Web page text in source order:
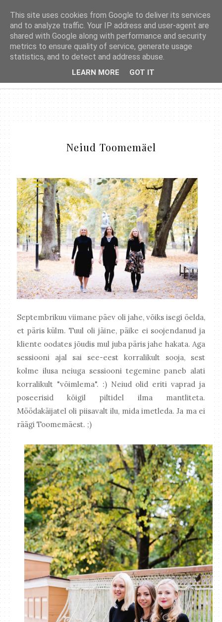
Neiud Toomemäel
Septembrikuu viimane päev oli jahe, võiks isegi öelda,
et päris külm. Tuul oli jäine, päike ei soojendanud ja
kliente oodates jõudis mul juba päris jahe hakata. Aga
sessiooni ajal sai see-eest korralikult sooja, sest
kolme ilusa neiuga sessiooni tegemine paneb alati
korralikult "võimlema". :) Neiud olid eriti vaprad ja
poseerisid kõigil piltidel ilma mantliteta.
Möödakäijatel oli piisavalt ilu, mida imetleda. Ja ma ei
räägi Toomemäest. ;)
This site uses cookies from Google to deliver its services
and to analyze traffic. Your IP address and user-agent are
shared with Google along with performance and security
metrics to ensure quality of service, generate usage
statistics, and to detect and address abuse.
LEARN MORE GOT IT